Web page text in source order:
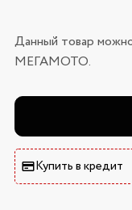
Данный товар
МЕГАМОТО.
Купить в кредит